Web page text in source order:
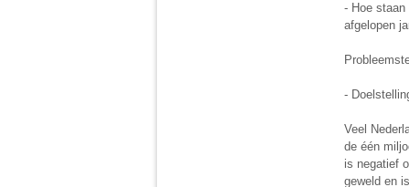
- Hoe staan
afgelopen
-
Veel
de één
is negatief
geweld en